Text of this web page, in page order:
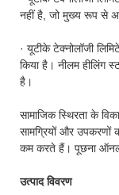
नहीं है, जो मुख्य रूप से
· यूटीके टेक्नोलॉजी
किया है। नीलम हीलिंग
है।
सामाजिक स्थिरता के
सामग्रियों और उपकरणों
कम करते हैं। पूछना
उत्पाद विवरण